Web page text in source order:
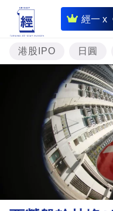
經一 x
即
時
財
經
專
題
投
資
樓
市
理
港股IPO 日圓